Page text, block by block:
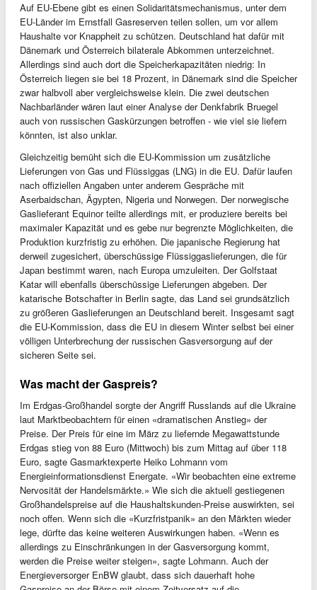
Auf EU-Ebene gibt es einen Solidaritätsmechanismus, unter dem
EU-Länder im Ernstfall Gasreserven teilen sollen, um vor allem
Haushalte vor Knappheit zu schützen. Deutschland hat dafür mit
Dänemark und Österreich bilaterale Abkommen unterzeichnet.
Allerdings sind auch dort die Speicherkapazitäten niedrig: In
Österreich liegen sie bei 18 Prozent, in Dänemark sind die Speicher
zwar halbvoll aber vergleichsweise klein. Die zwei deutschen
Nachbarländer wären laut einer Analyse der Denkfabrik Bruegel
auch von russischen Gaskürzungen betroffen - wie viel sie liefern
könnten, ist also unklar.
Gleichzeitig bemüht sich die EU-Kommission um zusätzliche
Lieferungen von Gas und Flüssiggas (LNG) in die EU. Dafür laufen
nach offiziellen Angaben unter anderem Gespräche mit
Aserbaidschan, Ägypten, Nigeria und Norwegen. Der norwegische
Gaslieferant Equinor teilte allerdings mit, er produziere bereits bei
maximaler Kapazität und es gebe nur begrenzte Möglichkeiten, die
Produktion kurzfristig zu erhöhen. Die japanische Regierung hat
derweil zugesichert, überschüssige Flüssiggaslieferungen, die für
Japan bestimmt waren, nach Europa umzuleiten. Der Golfstaat
Katar will ebenfalls überschüssige Lieferungen abgeben. Der
katarische Botschafter in Berlin sagte, das Land sei grundsätzlich
zu größeren Gaslieferungen an Deutschland bereit. Insgesamt sagt
die EU-Kommission, dass die EU in diesem Winter selbst bei einer
völligen Unterbrechung der russischen Gasversorgung auf der
sicheren Seite sei.
Was macht der Gaspreis?
Im Erdgas-Großhandel sorgte der Angriff Russlands auf die Ukraine
laut Marktbeobachtern für einen «dramatischen Anstieg» der
Preise. Der Preis für eine im März zu liefernde Megawattstunde
Erdgas stieg von 88 Euro (Mittwoch) bis zum Mittag auf über 118
Euro, sagte Gasmarktexperte Heiko Lohmann vom
Energieinformationsdienst Energate. «Wir beobachten eine extreme
Nervosität der Handelsmärkte.» Wie sich die aktuell gestiegenen
Großhandelspreise auf die Haushaltskunden-Preise auswirkten, sei
noch offen. Wenn sich die «Kurzfristpanik» an den Märkten wieder
lege, dürfte das keine weiteren Auswirkungen haben. «Wenn es
allerdings zu Einschränkungen in der Gasversorgung kommt,
werden die Preise weiter steigen», sagte Lohmann. Auch der
Energieversorger EnBW glaubt, dass sich dauerhaft hohe